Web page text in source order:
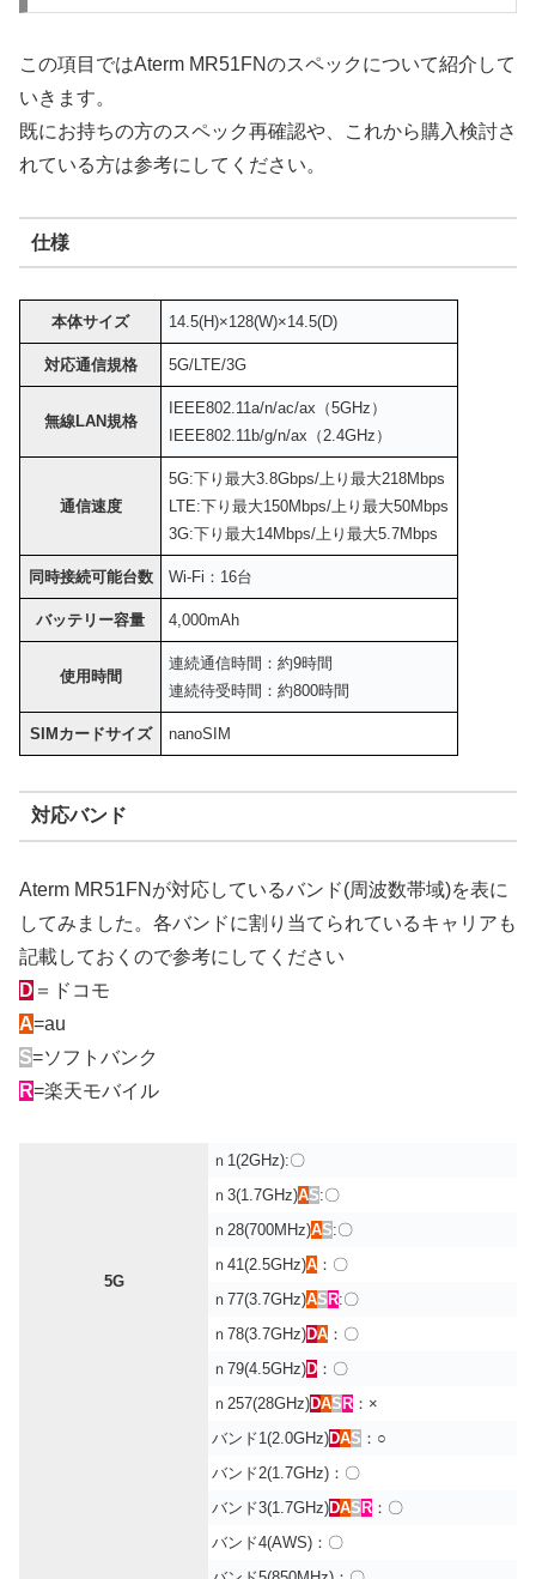
この項目ではAterm MR51FNのスペックについて紹介して
いきます。
既にお持ちの方のスペック再確認や、これから購入検討さ
れている方は参考にしてください。
仕様
本体サイズ 14.5(H)×128(W)×14.5(D)
対応通信規格 5G/LTE/3G
無線LAN規格
IEEE802.11a/n/ac/ax（5GHz）
IEEE802.11b/g/n/ax（2.4GHz）
通信速度
5G:下り最大3.8Gbps/上り最大218Mbps
LTE:下り最大150Mbps/上り最大50Mbps
3G:下り最大14Mbps/上り最大5.7Mbps
同時接続可能台数 Wi-Fi：16台
バッテリー容量 4,000mAh
使用時間
連続通信時間：約9時間
連続待受時間：約800時間
SIMカードサイズ nanoSIM
対応バンド
Aterm MR51FNが対応しているバンド(周波数帯域)を表に
してみました。各バンドに割り当てられているキャリアも
記載しておくので参考にしてください
D ＝ドコモ
A=au
S=ソフトバンク
R=楽天モバイル
5G
ｎ1(2GHz):〇
ｎ3(1.7GHz)AS:〇
ｎ28(700MHz)AS:〇
ｎ41(2.5GHz)A ：〇
ｎ77(3.7GHz)AS R:〇
ｎ78(3.7GHz)DA ：〇
ｎ79(4.5GHz)D ：〇
ｎ257(28GHz)DAS R ：×
バンド1(2.0GHz)DAS ：○
バンド2(1.7GHz)：〇
バンド3(1.7GHz)DAS R ：〇
バンド4(AWS)：〇